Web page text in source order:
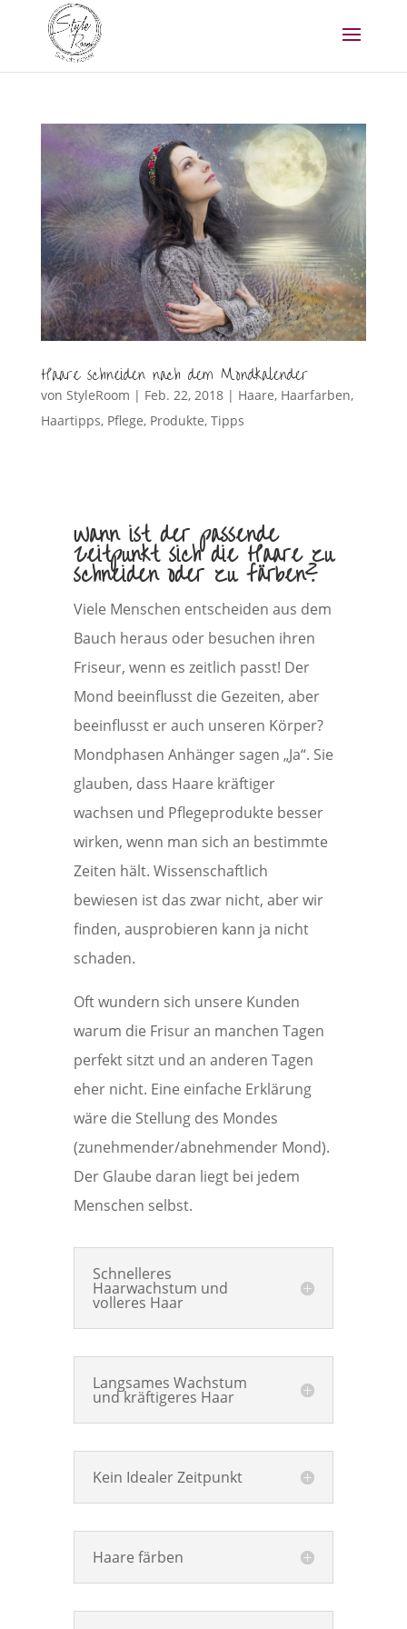
Haare schneiden nach dem Mondkalender
von StyleRoom | Feb. 22, 2018| Haare, Haarfarben,
Haartipps, Pflege, Produkte, Tipps
Wann ist der passende
Zeitpunkt sich die Haare zu
schneiden oder zu färben?
Viele Menschen entscheiden aus dem
Bauch heraus oder besuchen ihren
Friseur, wenn es zeitlich passt! Der
Mond beeinflusst die Gezeiten, aber
beeinflusst er auch unseren Körper?
Mondphasen Anhänger sagen „Ja“. Sie
glauben, dass Haare kräftiger
wachsen und Pflegeprodukte besser
wirken, wenn man sich an bestimmte
Zeiten hält. Wissenschaftlich
bewiesen ist das zwar nicht, aber wir
finden, ausprobieren kann ja nicht
schaden.
Oft wundern sich unsere Kunden
warum die Frisur an manchen Tagen
perfekt sitzt und an anderen Tagen
eher nicht. Eine einfache Erklärung
wäre die Stellung des Mondes
(zunehmender/abnehmender Mond).
Der Glaube daran liegt bei jedem
Menschen selbst.
Schnelleres
Haarwachstum und
volleres Haar
Langsames Wachstum
und kräftigeres Haar
Kein Idealer Zeitpunkt
Haare färben